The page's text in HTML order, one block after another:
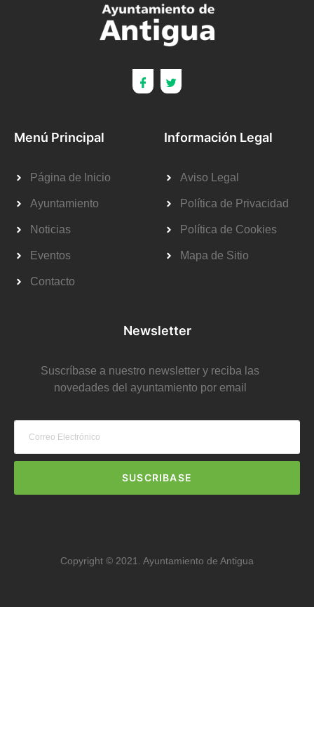
Menú Principal
Página de Inicio
Ayuntamiento
Noticias
Eventos
Contacto
Información Legal
Aviso Legal
Política de Privacidad
Política de Cookies
Mapa de Sitio
Newsletter
Suscríbase a nuestro newsletter y reciba las
novedades del ayuntamiento por email
SUSCRIBASE
Copyright © 2021. Ayuntamiento de Antigua